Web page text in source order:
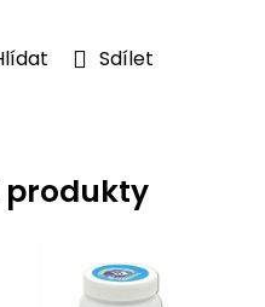
Sdílet
produkty